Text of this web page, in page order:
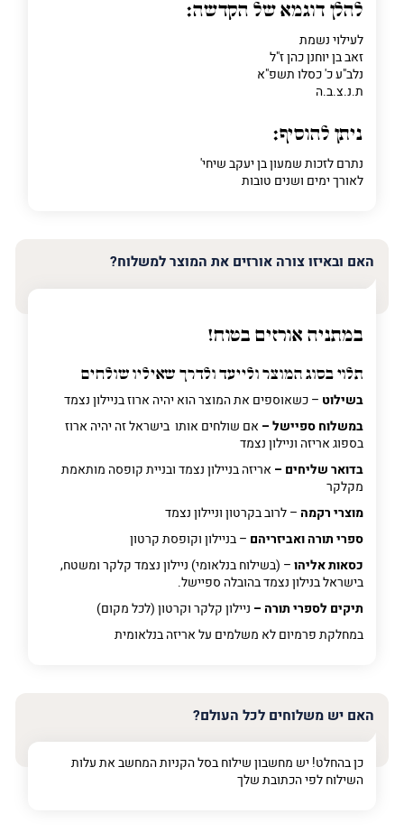
להלן דוגמא של הקדשה:
לעילוי נשמת
זאב בן יוחנן כהן ז"ל
נלב"ע כ' כסלו תשפ"א
ת.נ.צ.ב.ה
ניתן להוסיף:
נתרם לזכות שמעון בן יעקב שיחי'
לאורך ימים ושנים טובות
האם ובאיזו צורה אורזים את המוצר למשלוח?
במתניה אורזים בטוח!
תלוי בסוג המוצר ולייעד ולדרך שאיליו שולחים
בשילוט – כשאוספים את המוצר הוא יהיה ארוז בניילון נצמד
במשלוח ספיישל – אם שולחים אותו בישראל זה יהיה ארוז
בספוג אריזה וניילון נצמד
בדואר שליחים – אריזה בניילון נצמד ובניית קופסה מותאמת
מקלקר
מוצרי רקמה – לרוב בקרטון וניילון נצמד
ספרי תורה ואביזריהם – בניילון וקופסת קרטון
כסאות אליהו– (בשילוח בנלאומי) ניילון נצמד קלקר ומשטח,
בישראל בנילון נצמד בהובלה ספיישל.
תיקים לספרי תורה – ניילון קלקר וקרטון (לכל מקום)
במחלקת פרמיוםלא משלמים על אריזה בנלאומית
האם יש משלוחים לכל העולם?
כן בהחלט! יש מחשבון שילוח בסל הקניות המחשב את עלות
השילוח לפי הכתובת שלך